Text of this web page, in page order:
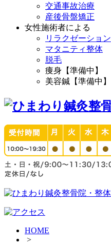
交通事故治療
産後骨盤矯正
女性施術者による
リラクゼーション
マタニティ整体
脱毛
痩身【準備中】
美容鍼【準備中】
HOME
>